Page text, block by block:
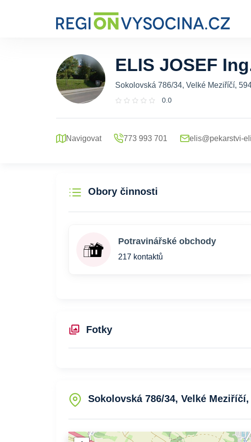
ELIS JOSEF
Sokolovská 786/34, Velké Meziříčí,
0.0
Navigovat 773 993 701 elis@pekarstvi-
Obory činnosti
Potravinářské obchody
217 kontaktů
Fotky
Sokolovská 786/34, Velké Meziříčí,